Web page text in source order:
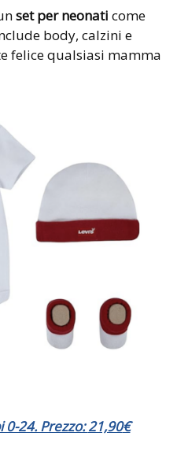
set per neonati come
body, calzini e
felice qualsiasi mamma
0-24. Prezzo:21,90€